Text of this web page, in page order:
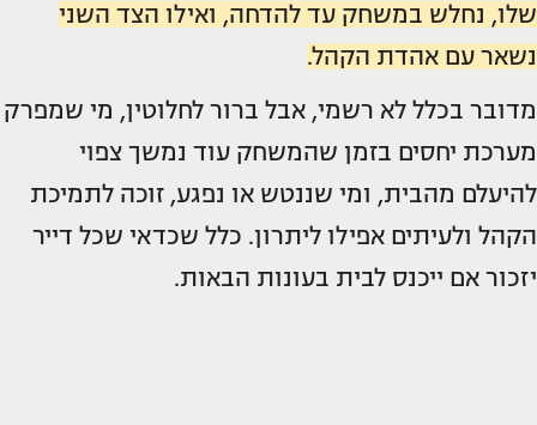
שלו, נחלש במשחק עד להדחה, ואילו הצד השני
נשאר עם אהדת הקהל.
מדובר בכלל לא רשמי, אבל ברור לחלוטין, מי שמפרק
מערכת יחסים בזמן שהמשחק עוד נמשך צפוי
להיעלם מהבית, ומי שננטש או נפגע, זוכה לתמיכת
הקהל ולעיתים אפילו ליתרון. כלל שכדאי שכל דייר
יזכור אם ייכנס לבית בעונות הבאות.